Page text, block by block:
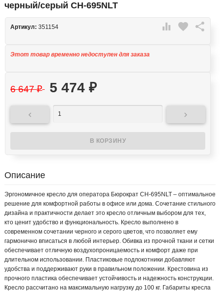
черный/серый CH-695NLT
 favorite 
Артикул: 351154
Этот товар временно недоступен для заказа
6 647₽ 5 474 ₽
 
Описание
Эргономичное кресло для оператора Бюрократ CH-695NLT – оптимальное
решение для комфортной работы в офисе или дома. Сочетание стильного
дизайна и практичности делает это кресло отличным выбором для тех,
кто ценит удобство и функциональность. Кресло выполнено в
современном сочетании черного и серого цветов, что позволяет ему
гармонично вписаться в любой интерьер. Обивка из прочной ткани и сетки
обеспечивает отличную воздухопроницаемость и комфорт даже при
длительном использовании. Пластиковые подлокотники добавляют
удобства и поддерживают руки в правильном положении. Крестовина из
прочного пластика обеспечивает устойчивость и надежность конструкции.
Кресло рассчитано на максимальную нагрузку до 100 кг. Габариты кресла